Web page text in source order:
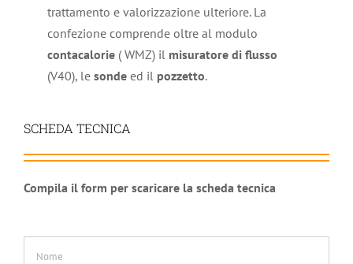
trattamento e valorizzazione ulteriore. La
confezione comprende oltre al modulo
contacalorie ( WMZ) il misuratore di flusso
(V40), le sondeed il pozzetto.
SCHEDA TECNICA
Compila il form per scaricare la scheda tecnica
Nome *